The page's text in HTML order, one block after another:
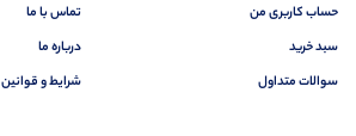
حساب کاربری من
سبد خرید
سوالات متداول
تماس با ما
درباره ما
شرایط و قوانین